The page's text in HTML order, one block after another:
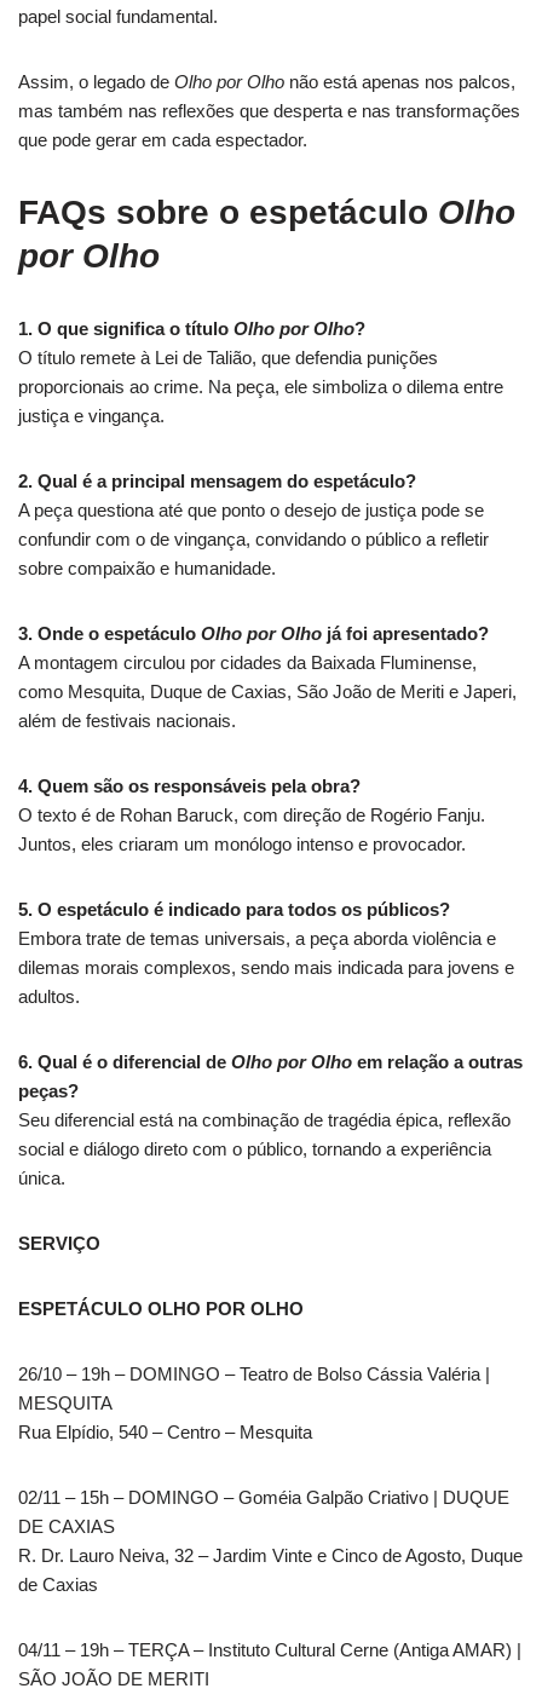
papel social fundamental.
Assim, o legado de Olho por Olho não está apenas nos palcos,
mas também nas reflexões que desperta e nas transformações
que pode gerar em cada espectador.
FAQs sobre o espetáculo Olho
por Olho
1. O que significa o título Olho por Olho?
O título remete à Lei de Talião, que defendia punições
proporcionais ao crime. Na peça, ele simboliza o dilema entre
justiça e vingança.
2. Qual é a principal mensagem do espetáculo?
A peça questiona até que ponto o desejo de justiça pode se
confundir com o de vingança, convidando o público a refletir
sobre compaixão e humanidade.
3. Onde o espetáculo Olho por Olho já foi apresentado?
A montagem circulou por cidades da Baixada Fluminense,
como Mesquita, Duque de Caxias, São João de Meriti e Japeri,
além de festivais nacionais.
4. Quem são os responsáveis pela obra?
O texto é de Rohan Baruck, com direção de Rogério Fanju.
Juntos, eles criaram um monólogo intenso e provocador.
5. O espetáculo é indicado para todos os públicos?
Embora trate de temas universais, a peça aborda violência e
dilemas morais complexos, sendo mais indicada para jovens e
adultos.
6. Qual é o diferencial de Olho por Olho em relação a outras
peças?
Seu diferencial está na combinação de tragédia épica, reflexão
social e diálogo direto com o público, tornando a experiência
única.
SERVIÇO
ESPETÁCULO OLHO POR OLHO
26/10 – 19h – DOMINGO – Teatro de Bolso Cássia Valéria |
MESQUITA
Rua Elpídio, 540 – Centro – Mesquita
02/11 – 15h – DOMINGO – Goméia Galpão Criativo | DUQUE
DE CAXIAS
R. Dr. Lauro Neiva, 32 – Jardim Vinte e Cinco de Agosto, Duque
de Caxias
04/11 – 19h – TERÇA – Instituto Cultural Cerne (Antiga AMAR) |
SÃO JOÃO DE MERITI